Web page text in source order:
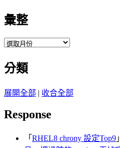
彙整
彙
分類
展開全部 | 收合全部
Response
「 RHEL8 chrony 設定Top9